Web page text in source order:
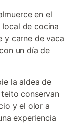
en el
local de cocina
y carne de vaca
un día de
la aldea de
conservan
y el olor a
experiencia